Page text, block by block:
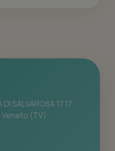
SALVAROSA 17 17,
Veneto (TV)